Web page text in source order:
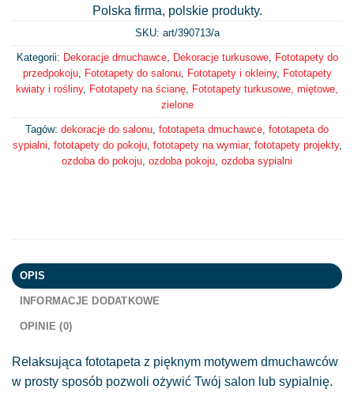
Polska firma, polskie produkty.
SKU: art/390713/a
Kategorii: Dekoracje dmuchawce, Dekoracje turkusowe,
Fototapety do
przedpokoju, Fototapety do salonu, Fototapety i okleiny, Fototapety
kwiaty i rośliny, Fototapety na ścianę
Fototapety turkusowe, miętowe,
zielone
Tagów: dekoracje do salonu fototapeta dmuchawce fototapeta do
sypialni fototapety do pokoju, fototapety na wymiar, fototapety projekty,
ozdoba do pokoju ozdoba pokoju ozdoba sypialni
OPIS
INFORMACJE DODATKOWE
OPINIE (0)
Relaksująca fototapeta z pięknym motywem dmuchawców
w prosty sposób pozwoli ożywić Twój salon lub sypialnię.